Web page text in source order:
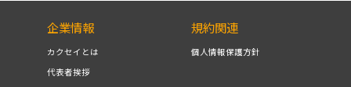
企業情報
カクセイとは
代表者挨拶
規約関連
個人情報保護方針